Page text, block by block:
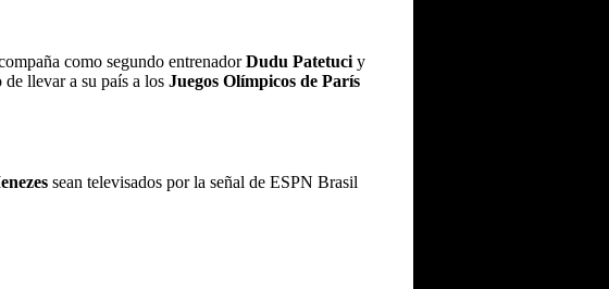
como segundo entrenadorDudu Patetuci y
llevar a su país a los Juegos Olímpicos de París
sean televisados por la señal de ESPN Brasil